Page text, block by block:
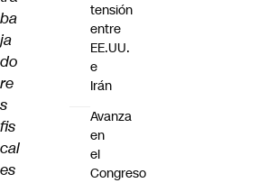
ba
ja
do
re
s
fis
cal
es
tensión
entre
EE.UU.
e
Irán
Avanza
en
el
Congreso